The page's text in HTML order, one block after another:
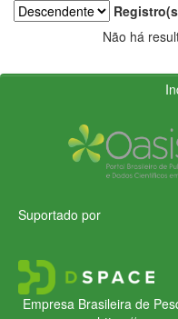
Não há
Suportado por
Empresa Brasileira de